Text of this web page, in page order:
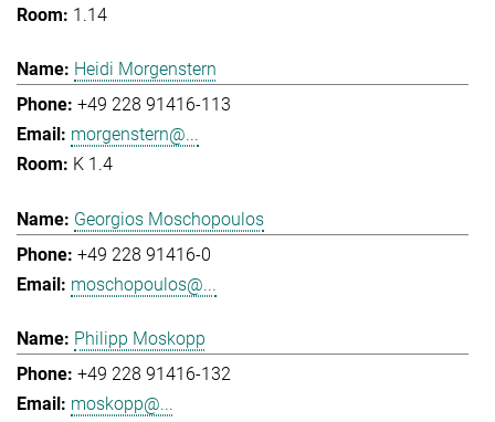
1.14
Heidi Morgenstern
+49 228 91416-113
morgenstern@...
K 1.4
Georgios Moschopoulos
+49 228 91416-0
moschopoulos@...
Philipp Moskopp
+49 228 91416-132
moskopp@...